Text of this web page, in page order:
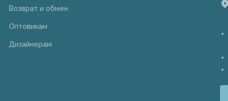
Возврат и обмен
Оптовикам
Дизайнерам